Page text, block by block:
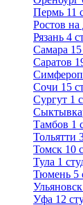
Пермь 11
Ростов
Рязань 4
Самара
Саратов
Сочи 15
Сургут 1
Тамбов 1
Тольятти
Томск 10
Тула 1
Тюмень 5
Ульяновск
Уфа 12